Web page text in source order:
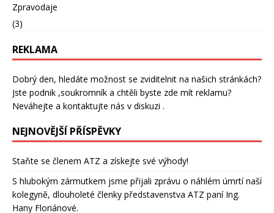
Zpravodaje
(3)
REKLAMA
Dobrý den, hledáte možnost se zviditelnit na našich stránkách?
Jste podnik ,soukromník a chtěli byste zde mít reklamu?
Neváhejte a kontaktujte nás v diskuzi .
NEJNOVĚJŠÍ PŘÍSPĚVKY
Staňte se členem ATZ a získejte své výhody!
S hlubokým zármutkem jsme přijali zprávu o náhlém úmrtí naší
kolegyně, dlouholeté členky představenstva ATZ paní Ing.
Hany Floriánové.